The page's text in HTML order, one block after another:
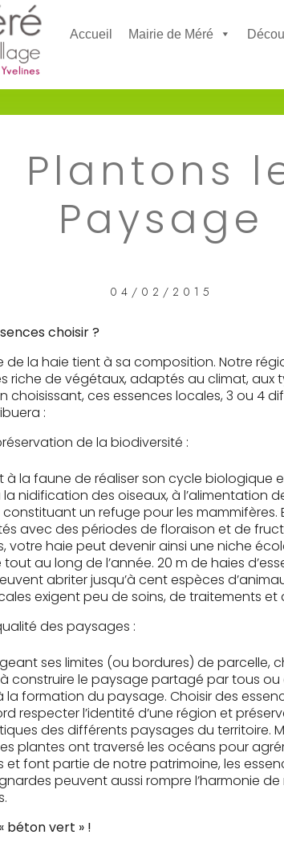
Accueil Mairie de Méré
Plantons
Paysage
04/02/2015
choisir ?
de la haie tient à sa composition. Notre
riche de végétaux, adaptés au climat, aux
choisissant, ces essences locales, 3 ou 4
:
de la biodiversité :
à la faune de réaliser son cycle biologique
nidification des oiseaux, à l’alimentation
un refuge pour les mammifères.
avec des périodes de floraison et de
votre haie peut devenir ainsi une niche
au long de l’année. 20 m de haies
abriter jusqu’à cent espèces
exigent peu de soins, de traitements et
des paysages :
ses limites (ou bordures) de parcelle,
construire le paysage partagé par tous
formation du paysage. Choisir des
respecter l’identité d’une région et
des différents paysages du territoire.
plantes ont traversé les océans pour
et font partie de notre patrimoine, les
peuvent aussi rompre l’harmonie
béton vert » !